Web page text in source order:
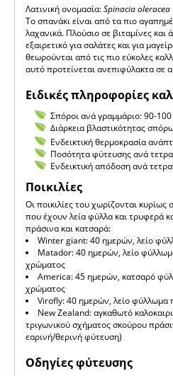
Λατινική ονομασία:Spinacia oleracea
Το σπανάκι είναι από τα πιο
λαχανικά. Πλούσιο σε βιταμίνες και
εξαιρετικό για σαλάτες και για
θεωρούνται από τις πιο εύκολες
αυτό προτείνεται ανεπιφύλακτα σε
Ειδικές πληροφορίες
Σπόροι ανά γραμμάριο: 90-100
Διάρκεια βλαστικότητας
Ενδεικτική θερμοκρασία
Ποσότητα φύτευσης ανά
Ενδεικτική απόδοση ανά
Ποικιλίες
Οι ποικιλίες του χωρίζονται κυρίως
που έχουν λεία φύλλα και τρυφερά
πράσινα και κατσαρά:
Winter giant: 40 ημερών, λείο
Μatador: 40 ημερών, λείο
χρώματος
America: 45 ημερών, κατσαρό
χρώματος
Virofly: 40 ημερών, λείο φύλλωμα
Νew Zealand: αγκαθωτό
τριγωνικού σχήματος σκούρου
εαρινή/θερινή φύτευση)
Οδηγίες φύτευσης